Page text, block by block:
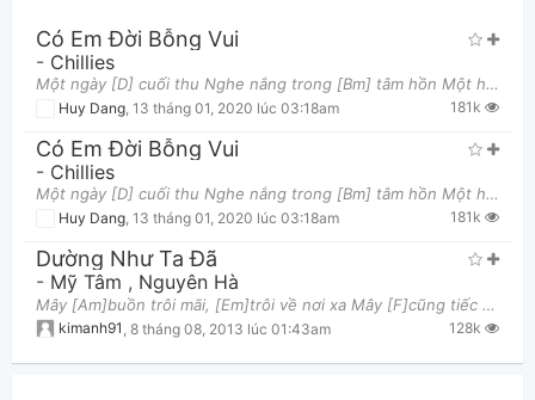
Thông tin chung
Có Em Đời Bỗng Vui
- Chillies
Một ngày [D] cuối thu Nghe nắng trong [Bm] tâm hồn Một hình [Em] bóng ai kia gọi mời Một [G] trá
Huy Dang, 13 tháng 01, 2020 lúc 03:18am 181k
Có Em Đời Bỗng Vui
- Chillies
Một ngày [D] cuối thu Nghe nắng trong [Bm] tâm hồn Một hình [Em] bóng ai kia gọi mời Một [G] trá
Huy Dang, 13 tháng 01, 2020 lúc 03:18am 181k
Dường Như Ta Đã
- Mỹ Tâm , Nguyên Hà
Mây [Am]buồn trôi mãi, [Em]trôi về nơi xa Mây [F]cũng tiếc nuối tình chúng [C]ta những ngày qua Mâ
kimanh91 8 tháng 08, 2013 lúc 01:43am 128k